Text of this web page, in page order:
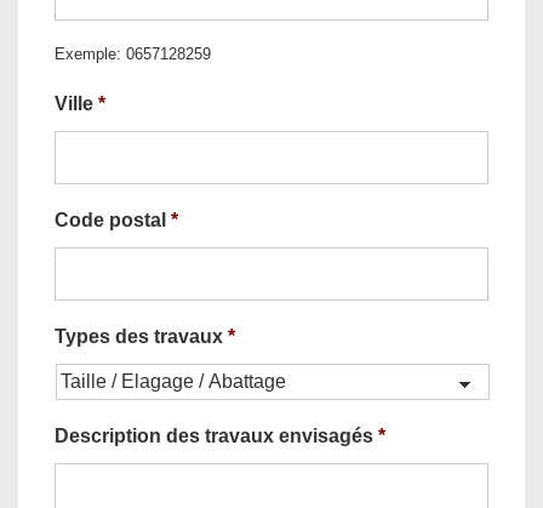
Exemple: 0657128259
Ville *
Code postal *
Types des travaux *
Description des travaux envisagés *